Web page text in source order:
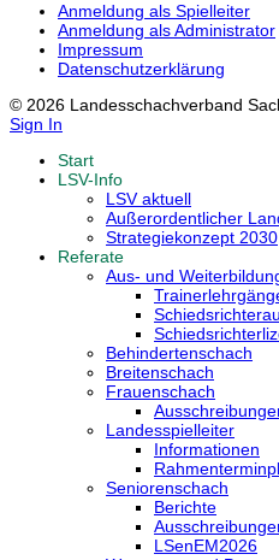
Anmeldung als Spielleiter
Anmeldung als Administrator
Impressum
Datenschutzerklärung
© 2026 Landesschachverband
Sign In
Start
LSV-Info
LSV aktuell
Außerordentlicher
Strategiekonzept 2030
Referate
Aus- und
Behindertenschach
Breitenschach
Frauenschach
Landesspielleiter
Informationen
Seniorenschach
Berichte
LSenEM2026